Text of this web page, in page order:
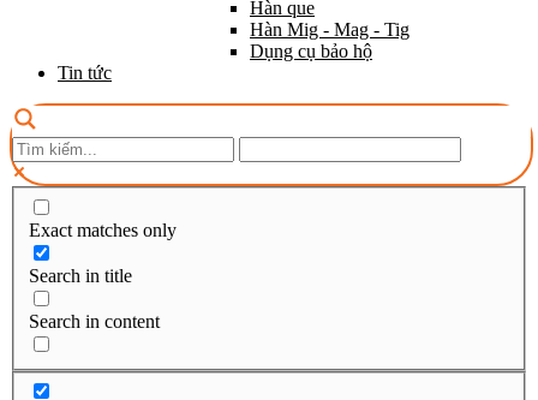
Hàn que
Hàn Mig - Mag - Tig
Dụng cụ bảo hộ
Tin tức
Exact matches only
Search in title
Search in content